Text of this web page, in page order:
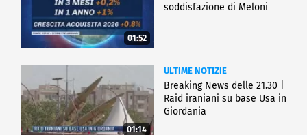
01:52
soddisfazione di Meloni
01:14
ULTIME NOTIZIE
Breaking News delle 21.30 |
Raid iraniani su base Usa in
Giordania